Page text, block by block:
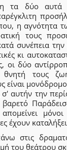
τα δύο αυτά
η αγνότητα
τους
συνέπεια
κι
οι δύο
τους
είναι
αυτήν την
έχουν
στις
του θεάτρου